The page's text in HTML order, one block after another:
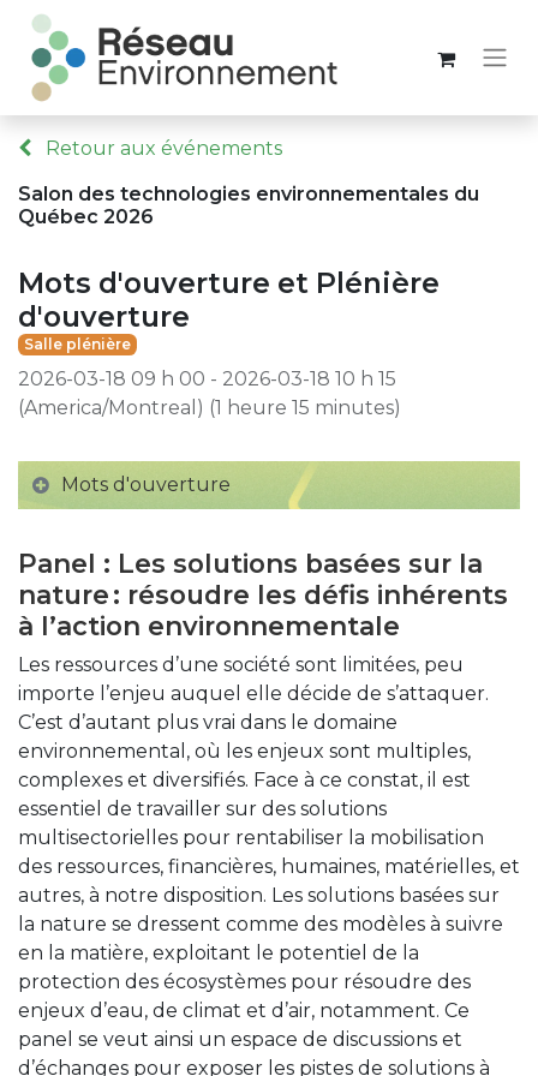
Retour aux événements
Salon des technologies environnementales du
Québec 2026
Mots d'ouverture et Plénière
d'ouverture
Salle plénière
2026-03-18 09 h 00 - 2026-03-18 10 h 15
(America/Montreal ) (1 heure 15 minutes)
Mots d'ouverture
Panel : Les solutions basées sur la
nature : résoudre les défis inhérents
à l’action environnementale
Les ressources d’une société sont limitées, peu
importe l’enjeu auquel elle décide de s’attaquer.
C’est d’autant plus vrai dans le domaine
environnemental, où les enjeux sont multiples,
complexes et diversifiés. Face à ce constat, il est
essentiel de travailler sur des solutions
multisectorielles pour rentabiliser la mobilisation
des ressources, financières, humaines, matérielles, et
autres, à notre disposition. Les solutions basées sur
la nature se dressent comme des modèles à suivre
en la matière, exploitant le potentiel de la
protection des écosystèmes pour résoudre des
enjeux d’eau, de climat et d’air, notamment. Ce
panel se veut ainsi un espace de discussions et
d’échanges pour exposer les pistes de solutions à